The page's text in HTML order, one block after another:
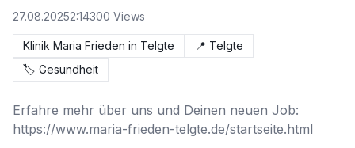
27.08.20252:14300 Views
Klinik Maria Frieden in Telgte 📍 Telgte
🏷️ Gesundheit
Erfahre mehr über uns und Deinen neuen Job:
https://www.maria-frieden-telgte.de/startseite.html